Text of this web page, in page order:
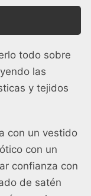
todo sobre
las
y tejidos
con un vestido
con un
confianza con
de satén